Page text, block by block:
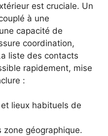
est cruciale. Un
à une
capacité de
coordination,
liste des contacts
rapidement, mise
:
lieux habituels de
zone géographique.